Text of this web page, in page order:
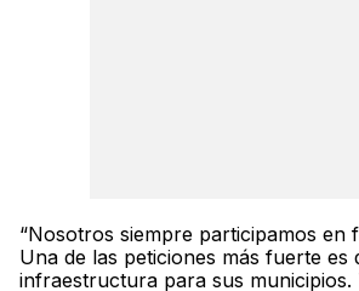
“Nosotros siempre participamos en
Una de las peticiones más fuerte es
infraestructura para sus municipios.